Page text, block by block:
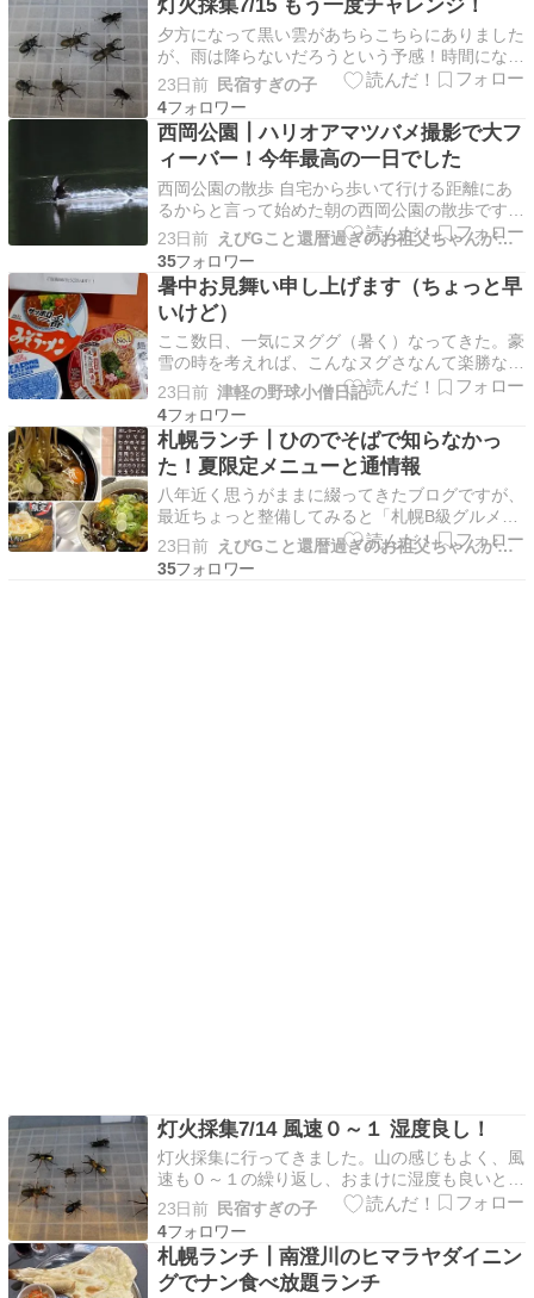
います。でも、今日は日替わりのメニューが「あ
なご天のぶっか…
灯火採集7/15 もう一度チャレンジ！
夕方になって黒い雲があちらこちらにありました
が、雨は降らないだろうという予感！時間になっ
たので現地に向かいました。機材をセットしてス
タートするとコクワガタがポツポツ飛来しまし
た。「コトン！」なんて音がするので、そこをラ
イトで照らしてみるとコクワガタがいましたの
で、ゲットします。3…
23日前
民宿すぎの子
4
西岡公園┃ハリオアマツバメ撮影で大フ
ィーバー！今年最高の一日でした
西岡公園の散歩 自宅から歩いて行ける距離にあ
るからと言って始めた朝の西岡公園の散歩です。
そうしたら、行くたびに鳥さんをはじめにいろい
ろな動物との出会いがありました。せっかくなの
でとデジカメを持って行って写真におさめるよう
になりました。でもこの時期だけは散歩から一歩
踏み込んで、朝…
23日前
えびGこと還暦過ぎのお祖父ちゃんがグルメにアウトドア等を紹介
35
暑中お見舞い申し上げます（ちょっと早
いけど）
ここ数日、一気にヌググ（暑く）なってきた。豪
雪の時を考えれば、こんなヌグさなんて楽勝なん
だけどね。懸賞生活、久しぶりに当選品届きまし
た。今はカップラーメン高いのでありがたいです
な。今週は雨が降らなければ、高校の同期のシン
グルプレーヤーとゴルフする予定です。楽しみだ
なあ。
23日前 津軽の野球小僧日記
4
札幌ランチ┃ひのでそばで知らなかっ
た！夏限定メニューと通情報
八年近く思うがままに綴ってきたブログですが、
最近ちょっと整備してみると「札幌B級グルメ
（札幌ランチ）」「札幌お出かけスポット」「札
幌近郊のキャンプ場」に大きく分けられると気づ
き、その筆頭である「札幌B級グルメ（札幌ラン
23日前
えびGこと還暦過ぎのお祖父ちゃんがグルメにアウトドア等を紹介
35
灯火採集7/14 風速０～１ 湿度良し！
灯火採集に行ってきました。山の感じもよく、風
速も０～１の繰り返し、おまけに湿度も良いとき
ました！これは、期待できるかも？と思い夜にな
ってから現地に向かいました。なんだか行く道中
に鹿・たぬき・ハクビシンやら獣が多いこ
と。。。こんなに多かったっけ？？？ 現地で機
材をセットしてスタート…
23日前 民宿すぎの子
4
札幌ランチ┃南澄川のヒマラヤダイニン
グでナン食べ放題ランチ